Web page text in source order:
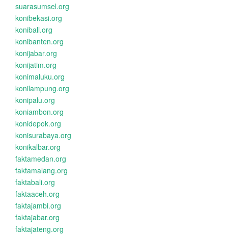
suarasumsel.org
konibekasi.org
konibali.org
konibanten.org
konijabar.org
konijatim.org
konimaluku.org
konilampung.org
konipalu.org
koniambon.org
konidepok.org
konisurabaya.org
konikalbar.org
faktamedan.org
faktamalang.org
faktabali.org
faktaaceh.org
faktajambi.org
faktajabar.org
faktajateng.org